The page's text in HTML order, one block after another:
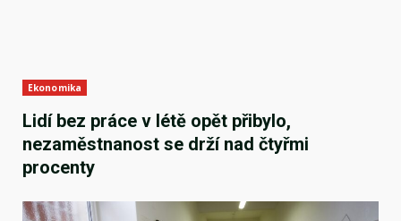
Ekonomika
Lidí bez práce v létě opět přibylo,
nezaměstnanost se drží nad čtyřmi
procenty